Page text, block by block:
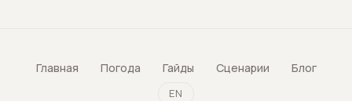
Главная Погода Гайды Сценарии Блог
EN